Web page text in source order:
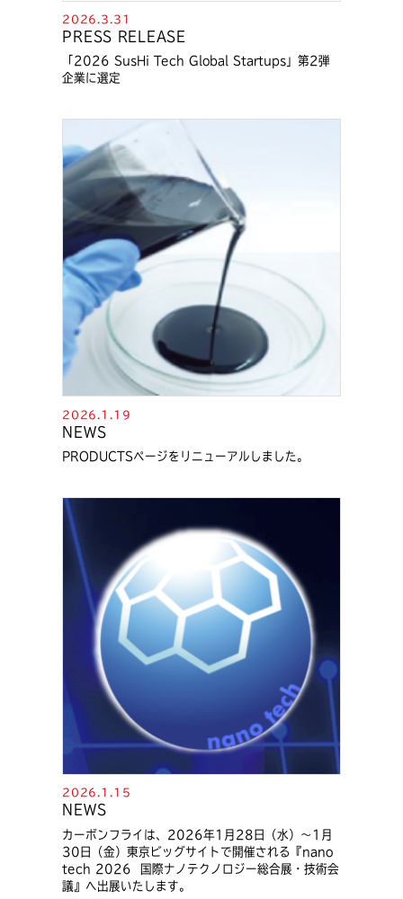
2026.3.31
PRESS RELEASE
「2026 SusHi Tech Global Startups」第2弾
企業に選定
2026.1.19
NEWS
PRODUCTSページをリニューアルしました。
2026.1.15
NEWS
カーボンフライは、2026年1月28日（水）～1月
30日（金）東京ビッグサイトで開催される『nano
tech 2026 国際ナノテクノロジー総合展・技術会
議』へ出展いたします。